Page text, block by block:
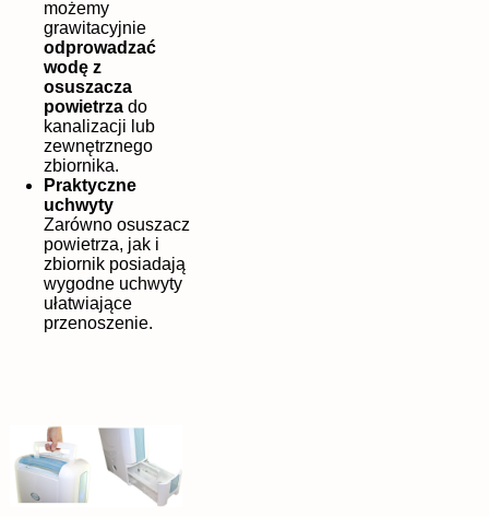
możemy
grawitacyjnie
odprowadzać
wodę z
osuszacza
powietrza do
kanalizacji lub
zewnętrznego
zbiornika.
Praktyczne
uchwyty
Zarówno osuszacz
powietrza, jak i
zbiornik posiadają
wygodne uchwyty
ułatwiające
przenoszenie.